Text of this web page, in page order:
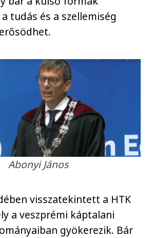
tudás és a szellemiség
Abonyi János
visszatekintett a HTK
a veszprémi káptalani
gyökerezik. Bár